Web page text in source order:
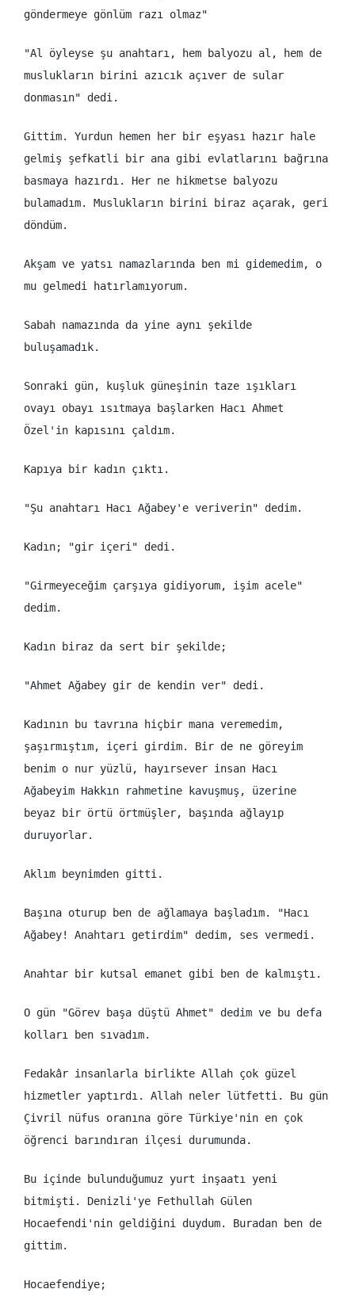
göndermeye gönlüm razı olmaz"
"Al öyleyse şu anahtarı, hem balyozu al, hem de
muslukların birini azıcık açıver de sular
donmasın" dedi.
Gittim. Yurdun hemen her bir eşyası hazır hale
gelmiş şefkatli bir ana gibi evlatlarını bağrına
basmaya hazırdı. Her ne hikmetse balyozu
bulamadım. Muslukların birini biraz açarak, geri
döndüm.
Akşam ve yatsı namazlarında ben mi gidemedim, o
mu gelmedi hatırlamıyorum.
Sabah namazında da yine aynı şekilde
buluşamadık.
Sonraki gün, kuşluk güneşinin taze ışıkları
ovayı obayı ısıtmaya başlarken Hacı Ahmet
Özel'in kapısını çaldım.
Kapıya bir kadın çıktı.
"Şu anahtarı Hacı Ağabey'e veriverin" dedim.
Kadın; "gir içeri" dedi.
"Girmeyeceğim çarşıya gidiyorum, işim acele"
dedim.
Kadın biraz da sert bir şekilde;
"Ahmet Ağabey gir de kendin ver" dedi.
Kadının bu tavrına hiçbir mana veremedim,
şaşırmıştım, içeri girdim. Bir de ne göreyim
benim o nur yüzlü, hayırsever insan Hacı
Ağabeyim Hakkın rahmetine kavuşmuş, üzerine
beyaz bir örtü örtmüşler, başında ağlayıp
duruyorlar.
Aklım beynimden gitti.
Başına oturup ben de ağlamaya başladım. "Hacı
Ağabey! Anahtarı getirdim" dedim, ses vermedi.
Anahtar bir kutsal emanet gibi ben de kalmıştı.
O gün "Görev başa düştü Ahmet" dedim ve bu defa
kolları ben sıvadım.
Fedakâr insanlarla birlikte Allah çok güzel
hizmetler yaptırdı. Allah neler lütfetti. Bu gün
Çivril nüfus oranına göre Türkiye'nin en çok
öğrenci barındıran ilçesi durumunda.
Bu içinde bulunduğumuz yurt inşaatı yeni
bitmişti. Denizli'ye Fethullah Gülen
Hocaefendi'nin geldiğini duydum. Buradan ben de
gittim.
Hocaefendiye;